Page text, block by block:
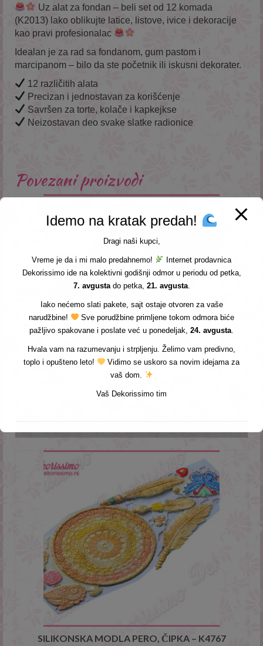
Uz alat za fondan – beli set od 12 komada
(K2013) lako oblikujte latice, listove, ivice i dekoracije
kao pravi profesionalac
Idealan je za rad sa fondanom, gum pastom i
marcipanom – bilo da ste početnik ili iskusni dekorater.
12 različitih alata
Precizan i jednostavan za korišćenje
Savršen za torte, kolače i kapkejkse
Neizostavan deo svake slatke radionice
Povezani proizvodi
SILIKONSKA MODLA ZA POPS SLADOLED VEĆI –
K7812
SILIKONSKA MODLA PERO, ČIPKA – K4767
Idemo na kratak predah!
Dragi naši kupci,
Vreme je da i mi malo predahnemo!
Internet prodavnica
Dekorissimo ide na kolektivni godišnji odmor u periodu od petka,
7. avgustado petka, 21. avgusta.
Iako nećemo slati pakete, sajt ostaje otvoren za vaše
narudžbine!
Sve porudžbine primljene tokom odmora biće
pažljivo spakovane i poslate već u ponedeljak, 24. avgusta
Hvala vam na razumevanju i strpljenju. Želimo vam predivno,
toplo i opušteno leto!
Vidimo se uskoro sa novim idejama za
vaš dom.
Vaš Dekorissimo tim
This will close in3seconds